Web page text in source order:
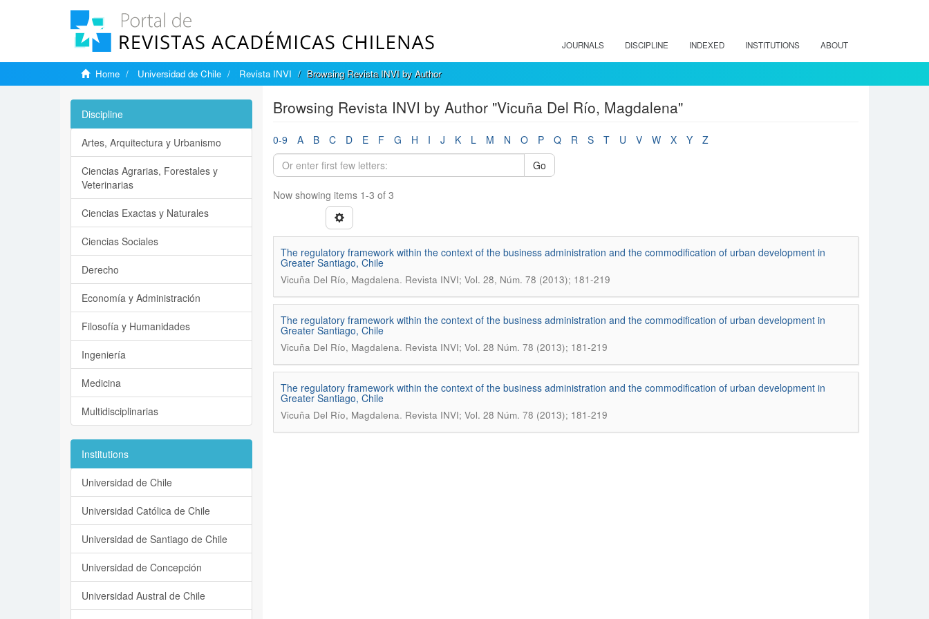
JOURNALS DISCIPLINE INDEXED INSTITUTIONS ABOUT
Home Universidad de Chile Revista INVI Browsing Revista INVI by Author
Browsing Revista INVI by Author "Vicuña Del Río, Magdalena"
0-9 A B C D E F G H I J K L M N O P Q R S T U V W X Y
Z
Go
Now showing items 1-3 of 3
The regulatory framework within the context of the business administration and the commodification of urban development in
Greater Santiago, Chile
Vicuña Del Río, Magdalena. Revista INVI; Vol. 28, Núm. 78 (2013); 181-219
The regulatory framework within the context of the business administration and the commodification of urban development in
Greater Santiago, Chile
Vicuña Del Río, Magdalena. Revista INVI; Vol. 28 Núm. 78 (2013); 181-219
The regulatory framework within the context of the business administration and the commodification of urban development in
Greater Santiago, Chile
Vicuña Del Río, Magdalena. Revista INVI; Vol. 28 Núm. 78 (2013); 181-219
Discipline
Artes, Arquitectura y Urbanismo
Ciencias Agrarias, Forestales y
Veterinarias
Ciencias Exactas y Naturales
Ciencias Sociales
Derecho
Economía y Administración
Filosofía y Humanidades
Ingeniería
Medicina
Multidisciplinarias
Institutions
Universidad de Chile
Universidad Católica de Chile
Universidad de Santiago de Chile
Universidad de Concepción
Universidad Austral de Chile